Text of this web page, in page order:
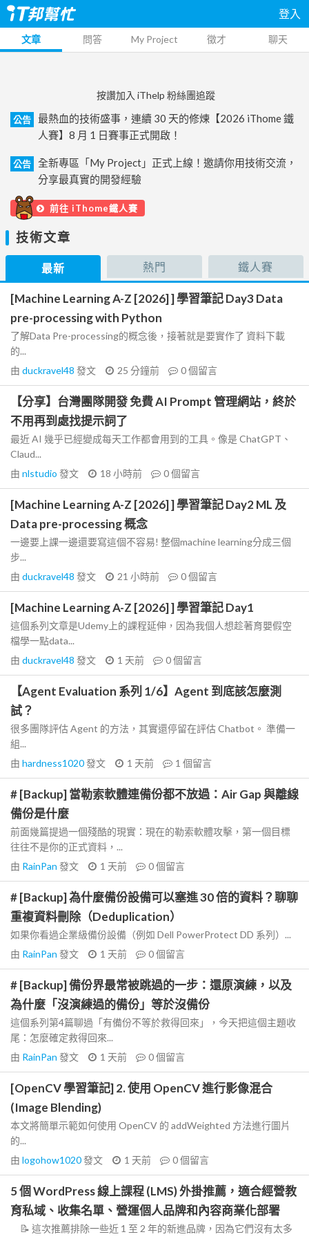
登入
文章 問答 My Project 徵才 聊天
按讚加入 iThelp 粉絲團追蹤
公告
最熱血的技術盛事，連續 30 天的修煉【2026 iThome 鐵
人賽】8 月 1 日賽事正式開啟！
公告
全新專區「My Project」正式上線！邀請你用技術交流，
分享最真實的開發經驗
前往 iThome鐵人賽
技術文章
最新 熱門 鐵人賽
[Machine Learning A-Z [2026] ] 學習筆記 Day3 Data
pre-processing with Python
了解Data Pre-processing的概念後，接著就是要實作了 資料下載
的...
由 duckravel48 發文 25 分鐘前 0個留言
【分享】台灣團隊開發 免費 AI Prompt 管理網站，終於
不用再到處找提示詞了
最近 AI 幾乎已經變成每天工作都會用到的工具。像是 ChatGPT、
Claud...
由 nlstudio 發文 18 小時前 0個留言
[Machine Learning A-Z [2026] ] 學習筆記 Day2 ML 及
Data pre-processing 概念
一邊要上課一邊還要寫這個不容易! 整個machine learning分成三個
步...
由 duckravel48 發文 21 小時前 0個留言
[Machine Learning A-Z [2026] ] 學習筆記 Day1
這個系列文章是Udemy上的課程延伸，因為我個人想趁著育嬰假空
檔學一點data...
由 duckravel48 發文 1 天前 0個留言
【Agent Evaluation 系列 1/6】Agent 到底該怎麼測
試？
很多團隊評估 Agent 的方法，其實還停留在評估 Chatbot。 準備一
組...
由 hardness1020發文 1 天前 1 個留言
# [Backup] 當勒索軟體連備份都不放過：Air Gap 與離線
備份是什麼
前面幾篇提過一個殘酷的現實：現在的勒索軟體攻擊，第一個目標
往往不是你的正式資料，...
由 RainPan 發文 1 天前 0個留言
# [Backup] 為什麼備份設備可以塞進 30 倍的資料？聊聊
重複資料刪除（Deduplication）
如果你看過企業級備份設備（例如 Dell PowerProtect DD 系列）...
由 RainPan 發文 1 天前 0個留言
# [Backup] 備份界最常被跳過的一步：還原演練，以及
為什麼「沒演練過的備份」等於沒備份
這個系列第4篇聊過「有備份不等於救得回來」，今天把這個主題收
尾：怎麼確定救得回來...
由 RainPan 發文 1 天前 0個留言
[OpenCV 學習筆記] 2. 使用 OpenCV 進行影像混合
(Image Blending)
本文將簡單示範如何使用 OpenCV 的 addWeighted 方法進行圖片
的...
由 logohow1020發文 1 天前 0個留言
5 個 WordPress 線上課程 (LMS) 外掛推薦，適合經營教
育私域、收集名單、營運個人品牌和內容商業化部署
📝 這次推薦排除一些近 1 至 2 年的新進品牌，因為它們沒有太多